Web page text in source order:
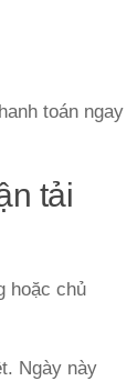
toán ngay
tải
hoặc chủ
Ngày này